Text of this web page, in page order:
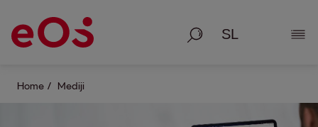
Iskanje
Home Mediji